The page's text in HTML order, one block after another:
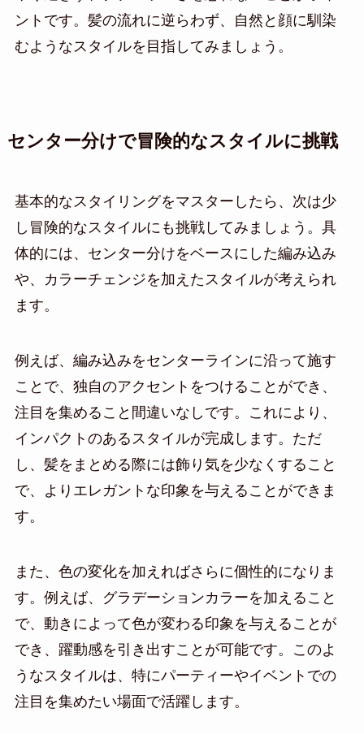
ントです。髪の流れに逆らわず、自然と顔に馴染
むようなスタイルを目指してみましょう。
センター分けで冒険的なスタイルに挑戦
基本的なスタイリングをマスターしたら、次は少
し冒険的なスタイルにも挑戦してみましょう。具
体的には、センター分けをベースにした編み込み
や、カラーチェンジを加えたスタイルが考えられ
ます。
例えば、編み込みをセンターラインに沿って施す
ことで、独自のアクセントをつけることができ、
注目を集めること間違いなしです。これにより、
インパクトのあるスタイルが完成します。ただ
し、髪をまとめる際には飾り気を少なくすること
で、よりエレガントな印象を与えることができま
す。
また、色の変化を加えればさらに個性的になりま
す。例えば、グラデーションカラーを加えること
で、動きによって色が変わる印象を与えることが
でき、躍動感を引き出すことが可能です。このよ
うなスタイルは、特にパーティーやイベントでの
注目を集めたい場面で活躍します。